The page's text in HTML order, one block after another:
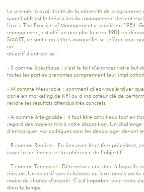
Le premier à avoir traité de la nécessité de programmer
quantitatifs est le théoricien du management des
livre « The Practice of Management », publié en 1954.
management, est allé un peu plus loin en 1981 en
SMART, ce sont cinq lettres auxquelles se référer pour
un
objectif d’entreprise :
- S comme Spécifique : c’est le fait d’énoncer votre but
toutes les parties prenantes comprennent leur
- M comme Mesurable : comment allez-vous évaluer
parle en marketing de KPI ou d’indicateur clé de
rendre les résultats attendus très concrets.
- A comme Atteignable : il faut être ambitieux tout en
regard des moyens mis à votre disposition. Un
d’embarquer vos collègues sans les décourager devant
- R comme Réaliste : En lien avec le critère précédent,
juger la pertinence et la cohérence de l’objectif.
- T comme Temporel : Déterminez une date à laquelle
mission. Un objectif sans échéance ne fera jamais
moins de chance d’aboutir. C’est important pour votre
dans le temps.